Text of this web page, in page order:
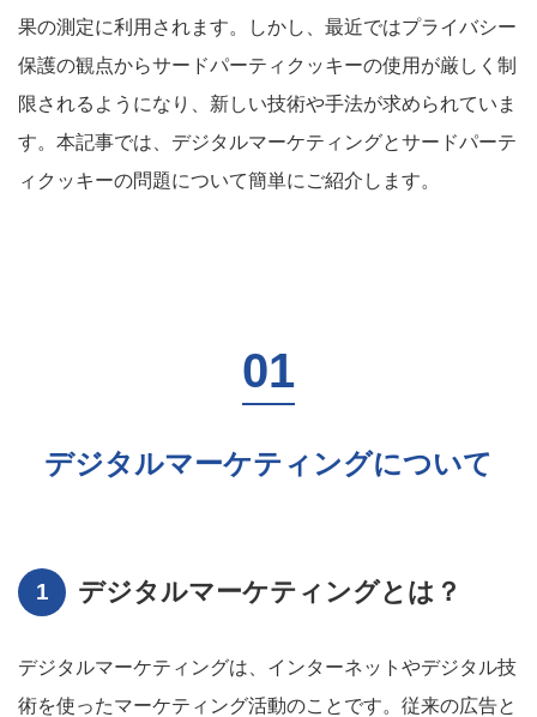
果の測定に利用されます。しかし、最近ではプライバシー
保護の観点からサードパーティクッキーの使用が厳しく制
限されるようになり、新しい技術や手法が求められていま
す。本記事では、デジタルマーケティングとサードパーテ
ィクッキーの問題について簡単にご紹介します。
デジタルマーケティングについて
デジタルマーケティングとは？
デジタルマーケティングは、インターネットやデジタル技
術を使ったマーケティング活動のことです。従来の広告と